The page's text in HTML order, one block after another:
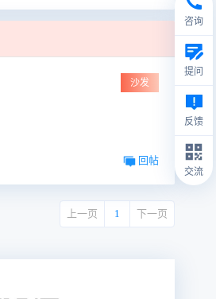
沙发
回帖
上一页 1 下一页
咨询
提问
反馈
交流